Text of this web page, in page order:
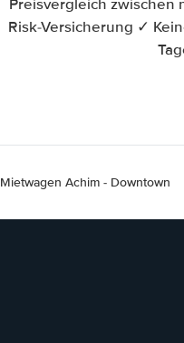
Preisvergleich
Risk-Versicherung ✓
Mietwagen Achim - Downtown